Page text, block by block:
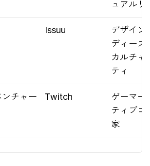
ュアルリ
Issuu
デザイン
ディーズ
カルチャ
ティ
チャー
Twitch
ゲーマー
ティブコ
家